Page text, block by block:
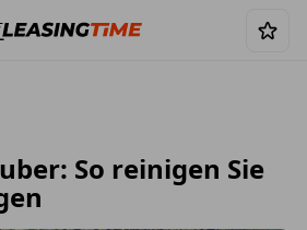
So reinigen Sie